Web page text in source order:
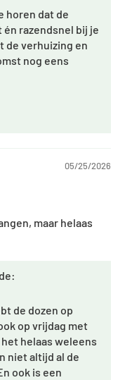
horen dat de
razendsnel bij je
de verhuizing en
nog eens
05/25/2026
maar helaas
de dozen op
op vrijdag met
helaas weleens
niet altijd al de
ook is een